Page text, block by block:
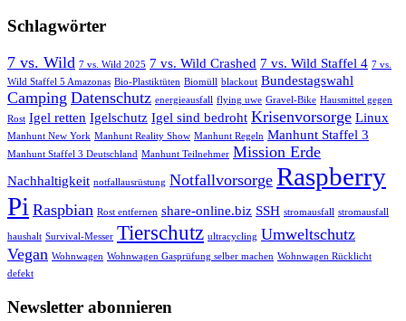
Schlagwörter
7 vs. Wild 7 vs. Wild 2025 7 vs. Wild Crashed 7 vs. Wild Staffel 4 7 vs.
Wild Staffel 5 Amazonas Bio-Plastiktüten Biomüll blackout Bundestagswahl
Camping Datenschutz energieausfall flying uwe Gravel-Bike Hausmittel gegen
Rost Igel retten Igelschutz Igel sind bedroht Krisenvorsorge Linux
Manhunt New York Manhunt Reality Show Manhunt Regeln Manhunt Staffel 3
Manhunt Staffel 3 Deutschland Manhunt Teilnehmer Mission Erde
Nachhaltigkeit notfallausrüstung Notfallvorsorge Raspberry
Pi Raspbian Rost entfernen share-online.biz SSH stromausfall stromausfall
haushalt Survival-Messer Tierschutz ultracycling Umweltschutz
Vegan Wohnwagen Wohnwagen Gasprüfung selber machen Wohnwagen Rücklicht
defekt
Newsletter abonnieren